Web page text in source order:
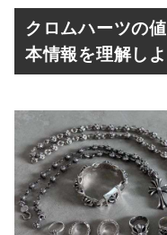
クロムハーツの
本情報を理解しよ